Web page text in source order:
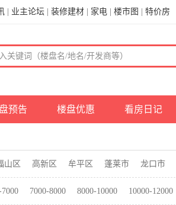
业主论坛 装修建材 家电 楼市图 特价房
预告 楼盘优惠 看房日记
山区 高新区 牟平区 蓬莱市 龙口市
7000-8000 8000-10000 10000-12000